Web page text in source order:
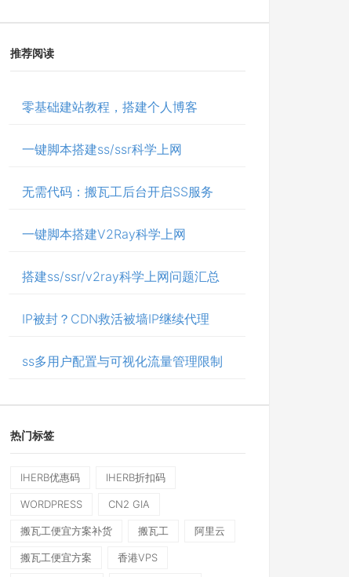
推荐阅读
零基础建站教程，搭建个人博客
一键脚本搭建ss/ssr科学上网
无需代码：搬瓦工后台开启SS服务
一键脚本搭建V2Ray科学上网
搭建ss/ssr/v2ray科学上网问题汇总
IP被封？CDN救活被墙IP继续代理
ss多用户配置与可视化流量管理限制
热门标签
IHERB优惠码 IHERB折扣码
WORDPRESS CN2 GIA
搬瓦工便宜方案补货 搬瓦工 阿里云
搬瓦工便宜方案 香港VPS